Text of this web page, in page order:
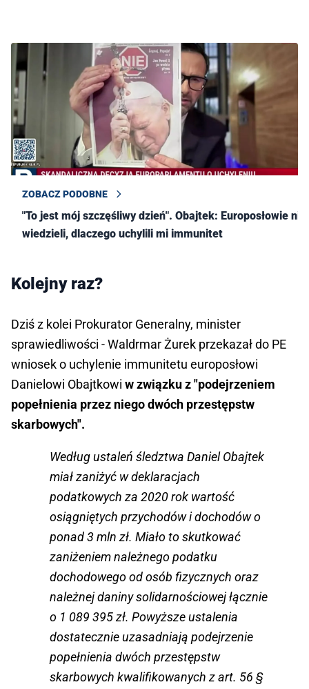
ZOBACZ PODOBNE
"To jest mój szczęśliwy dzień". Obajtek: Europosłowie nie
wiedzieli, dlaczego uchylili mi immunitet
Kolejny raz?
Dziś z kolei Prokurator Generalny, minister
sprawiedliwości - Waldrmar Żurek przekazał do PE
wniosek o uchylenie immunitetu europosłowi
Danielowi Obajtkowi w związku z "podejrzeniem
popełnienia przez niego dwóch przestępstw
skarbowych".
Według ustaleń śledztwa Daniel Obajtek
miał zaniżyć w deklaracjach
podatkowych za 2020 rok wartość
osiągniętych przychodów i dochodów o
ponad 3 mln zł. Miało to skutkować
zaniżeniem należnego podatku
dochodowego od osób fizycznych oraz
należnej daniny solidarnościowej łącznie
o 1 089 395 zł. Powyższe ustalenia
dostatecznie uzasadniają podejrzenie
popełnienia dwóch przestępstw
skarbowych kwalifikowanych z art. 56 §